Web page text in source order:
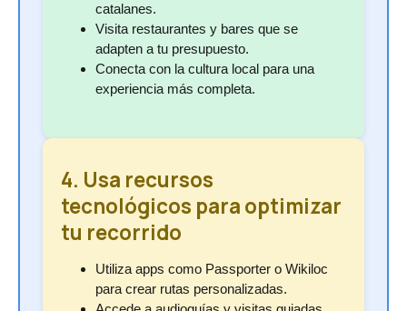
catalanes.
Visita restaurantes y bares que se
adapten a tu presupuesto.
Conecta con la cultura local para una
experiencia más completa.
4. Usa recursos
tecnológicos para optimizar
tu recorrido
Utiliza apps como Passporter o Wikiloc
para crear rutas personalizadas.